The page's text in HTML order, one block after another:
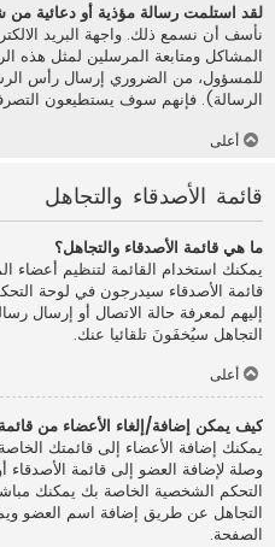
لقد استلمت رسالة مؤذية أو دعائية
نأسف أن نسمع ذلك. واجهة البريد
المشاكل ومتابعة المرسلين لمثل هذه
للمسؤول، من الضروري إرسال رأس
الرسالة). فإنهم سوف يستطيعون
أعلى
قائمة الأصدقاء والتجاهل
ما هي قائمة الأصدقاء والتجاهل؟
يمكنك استخدام القائمة لتنظيم أعضاء
قائمة الأصدقاء سيدرجون في لوحة
إليهم لمعرفة حالة الاتصال أو إرسال
التجاهل سيُخفَونَ تلقائيا عنك.
أعلى
كيف يمكن إضافة/إلغاء الأعضاء من
يمكنك إضافة الأعضاء إلى قائمتك
وصلة لإضافة العضو إلى قائمة
التحكم الشخصية الخاصة بك يمكنك
التجاهل عن طريق إضافة اسم العضو
الصفحة.